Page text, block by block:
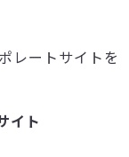
レートサイトを
イト